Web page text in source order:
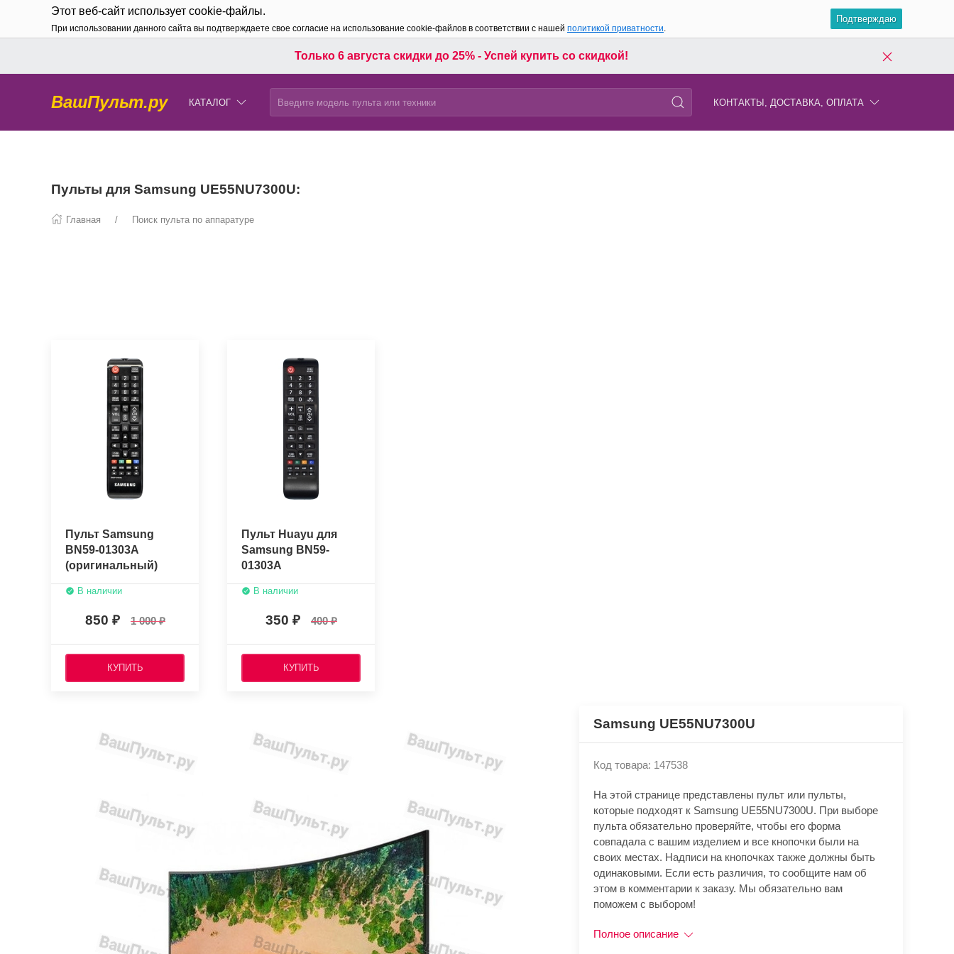
Этот веб-сайт использует cookie-файлы.
При использовании данного сайта вы подтверждаете свое согласие на использование cookie-файлов в соответствии с нашей политикой приватности.
Подтверждаю
Только 6 августа скидки до 25% - Успей купить со скидкой!
ВашПульт.ру КАТАЛОГ КОНТАКТЫ, ДОСТАВКА, ОПЛАТА
Пульты для Samsung UE55NU7300U:
Главная Поиск пульта по аппаратуре
Пульт Samsung
BN59-01303A
(оригинальный)
В наличии
850 1 000
КУПИТЬ
Пульт Huayu для
Samsung BN59-
01303A
В наличии
350 400
КУПИТЬ
Samsung UE55NU7300U
Код товара: 147538
На этой странице представлены пульт или пульты,
которые подходят к Samsung UE55NU7300U. При выборе
пульта обязательно проверяйте, чтобы его форма
совпадала с вашим изделием и все кнопочки были на
своих местах. Надписи на кнопочках также должны быть
одинаковыми. Если есть различия, то сообщите нам об
этом в комментарии к заказу. Мы обязательно вам
поможем с выбором!
Полное описание